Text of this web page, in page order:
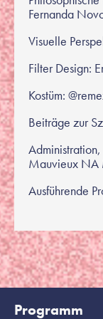
Fernanda
Visuelle
Filter Design:
Kostüm:
Beiträge zur
Mauvieux NA
Ausführende
Programm